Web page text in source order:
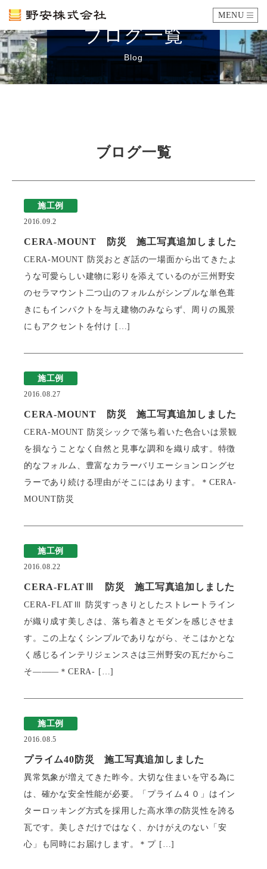
MENU
カタログ
SDGsへの取り組み
会社概要 沿革
採用情報
エントリーフォーム 先輩社員の声
瓦猫
開発ストーリー 商品情報 Kawara Collaboration
お問い合わせ
ブログ一覧
Blog
ブログ一覧
施工例
2016.09.2
CERA-MOUNT 防災 施工写真追加しました
CERA-MOUNT 防災おとぎ話の一場面から出てきたよ
うな可愛らしい建物に彩りを添えているのが三州野安
のセラマウント二つ山のフォルムがシンプルな単色葺
きにもインパクトを与え建物のみならず、周りの風景
にもアクセントを付け […]
施工例
2016.08.27
CERA-MOUNT 防災 施工写真追加しました
CERA-MOUNT 防災シックで落ち着いた色合いは景観
を損なうことなく自然と見事な調和を織り成す。特徴
的なフォルム、豊富なカラーバリエーションロングセ
ラーであり続ける理由がそこにはあります。＊CERA-
MOUNT防災
施工例
2016.08.22
CERA-FLATⅢ 防災 施工写真追加しました
CERA-FLATⅢ 防災すっきりとしたストレートライン
が織り成す美しさは、落ち着きとモダンを感じさせま
す。この上なくシンプルでありながら、そこはかとな
く感じるインテリジェンスさは三州野安の瓦だからこ
そ―――＊CERA- […]
施工例
2016.08.5
プライム40防災 施工写真追加しました
異常気象が増えてきた昨今。大切な住まいを守る為に
は、確かな安全性能が必要。「プライム４０」はイン
ターロッキング方式を採用した高水準の防災性を誇る
瓦です。美しさだけではなく、かけがえのない「安
心」も同時にお届けします。＊プ […]